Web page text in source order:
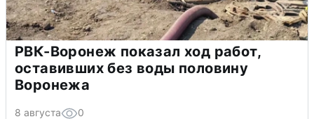
РВК-Воронеж показал ход работ,
оставивших без воды половину
Воронежа
8 августа 0